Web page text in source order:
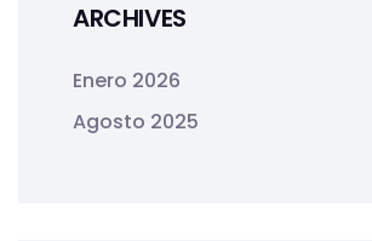
ARCHIVES
Enero 2026
Agosto 2025